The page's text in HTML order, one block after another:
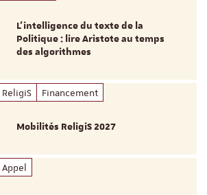
L’intelligence du texte de la
Politique : lire Aristote au temps
des algorithmes
ReligiS Financement
Mobilités ReligiS 2027
Appel